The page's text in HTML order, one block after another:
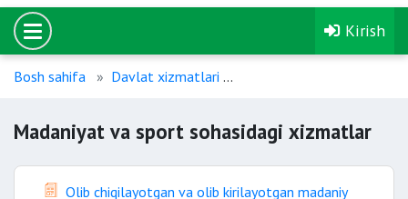
Kirish
Bosh sahifa Davlat xizmatlari
Madaniyat va sport sohasidagi xizmatlar
Olib chiqilayotgan va olib kirilayotgan madaniy